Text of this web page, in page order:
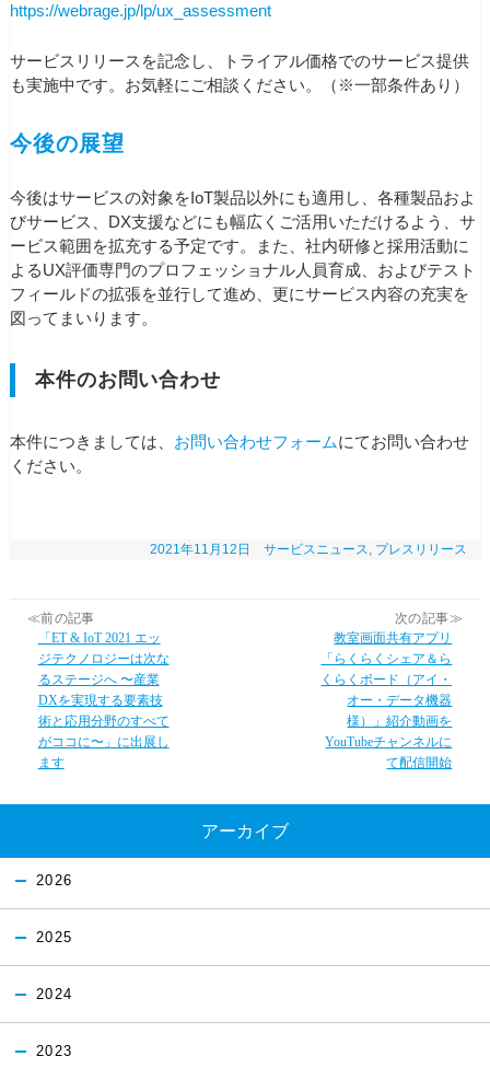
https://webrage.jp/lp/ux_assessment
サービスリリースを記念し、トライアル価格でのサービス提供
も実施中です。お気軽にご相談ください。（※一部条件あり）
今後の展望
今後はサービスの対象をIoT製品以外にも適用し、各種製品およ
びサービス、DX支援などにも幅広くご活用いただけるよう、サ
ービス範囲を拡充する予定です。また、社内研修と採用活動に
よるUX評価専門のプロフェッショナル人員育成、およびテスト
フィールドの拡張を並行して進め、更にサービス内容の充実を
図ってまいります。
本件のお問い合わせ
本件につきましては、 お問い合わせフォームにてお問い合わせ
ください。
2021年11月12日 サービスニュース, プレスリリース
≪前の記事
「ET & IoT 2021 エッ
ジテクノロジーは次な
るステージへ 〜産業
DXを実現する要素技
術と応用分野のすべて
がココに〜」に出展し
ます
次の記事≫
教室画面共有アプリ
「らくらくシェア＆ら
くらくボード（アイ・
オー・データ機器
様）」紹介動画を
YouTubeチャンネルに
て配信開始
アーカイブ
2026
2025
2024
2023